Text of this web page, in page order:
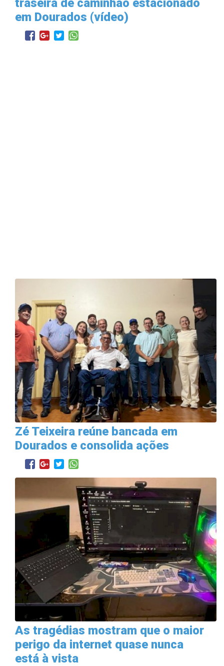
traseira de caminhão estacionado
em Dourados (vídeo)
Zé Teixeira reúne bancada em
Dourados e consolida ações
As tragédias mostram que o maior
perigo da internet quase nunca
está à vista